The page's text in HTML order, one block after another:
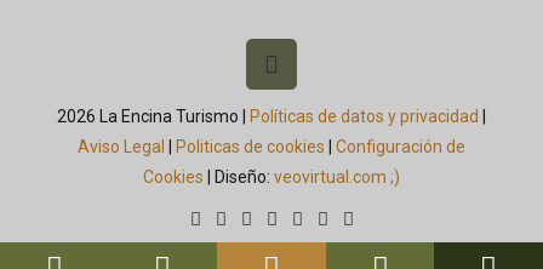
2026 La Encina Turismo | Políticas de datos y privacidad
Aviso Legal
Politicas de cookies
Configuración de
Cookies | Diseño: veovirtual.com ;)